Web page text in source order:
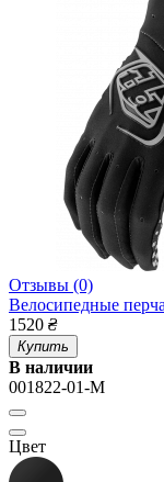
Отзывы (0)
Велосипедные
1520 ₴
Купить
В наличии
001822-01-M
Цвет